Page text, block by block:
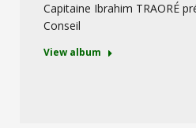
Capitaine Ibrahim TRAORÉ
Conseil
View album